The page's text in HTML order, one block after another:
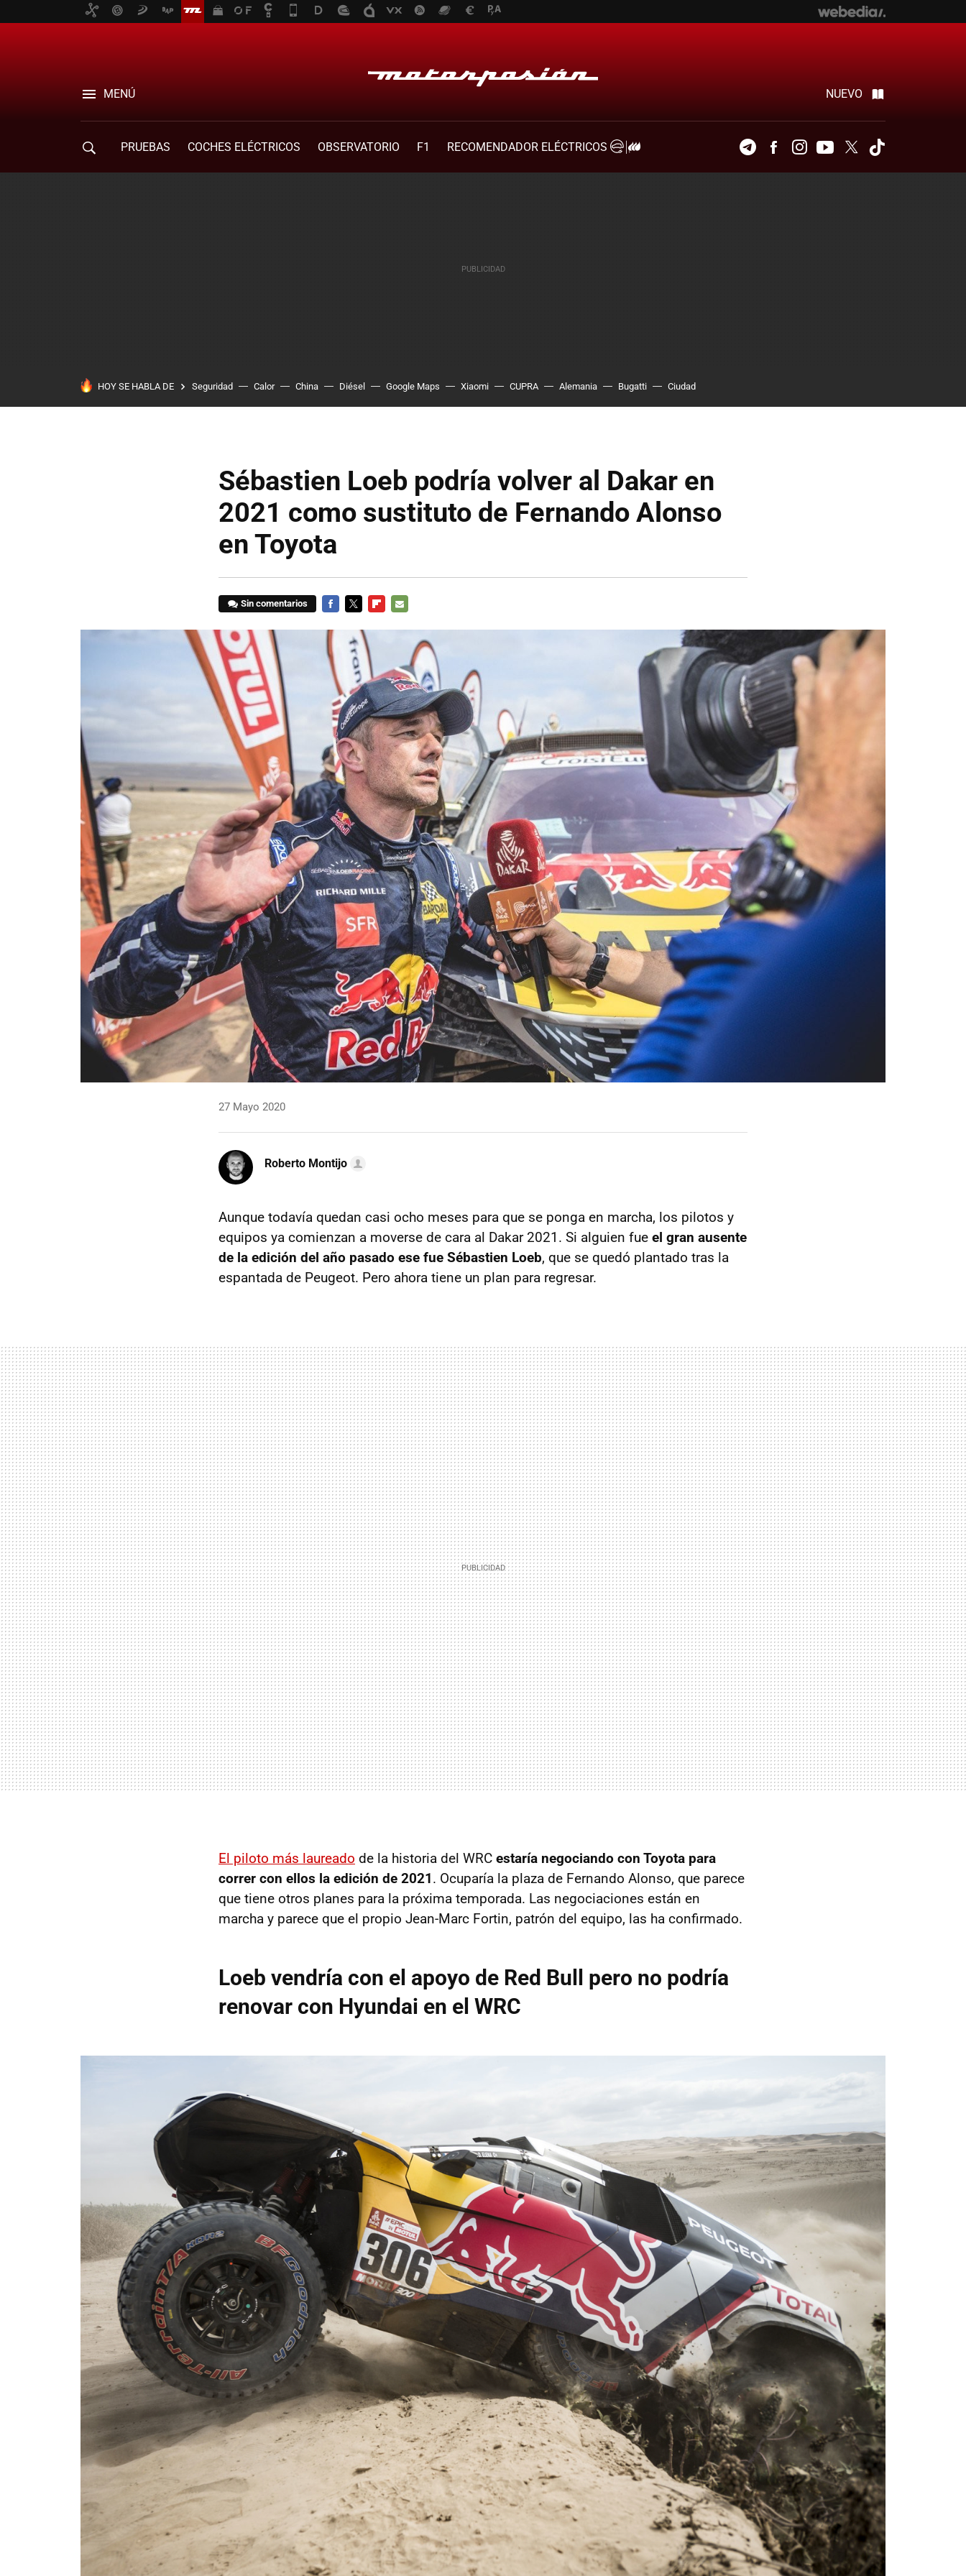
MENÚ NUEVO
PRUEBAS COCHES ELÉCTRICOS OBSERVATORIO F1
RECOMENDADOR ELÉCTRICOS
TelegramFacebookInstagramYoutubeTwitter
HOY SE HABLA DE Seguridad Calor China Diésel Google Maps Xiaomi CUPRA Alemania Bugatti Ciudad
Sébastien Loeb podría volver al Dakar en
2021 como sustituto de Fernando Alonso
en Toyota
Sin comentarios
27 Mayo 2020
Roberto Montijo
Aunque todavía quedan casi ocho meses para que se ponga en marcha, los pilotos y
equipos ya comienzan a moverse de cara al Dakar 2021. Si alguien fue el gran ausente
de la edición del año pasado ese fue Sébastien Loeb, que se quedó plantado tras la
espantada de Peugeot. Pero ahora tiene un plan para regresar.
El piloto más laureado de la historia del WRC estaría negociando con Toyota para
correr con ellos la edición de 2021. Ocuparía la plaza de Fernando Alonso, que parece
que tiene otros planes para la próxima temporada. Las negociaciones están en
marcha y parece que el propio Jean-Marc Fortin, patrón del equipo, las ha confirmado.
Loeb vendría con el apoyo de Red Bull pero no podría
renovar con Hyundai en el WRC